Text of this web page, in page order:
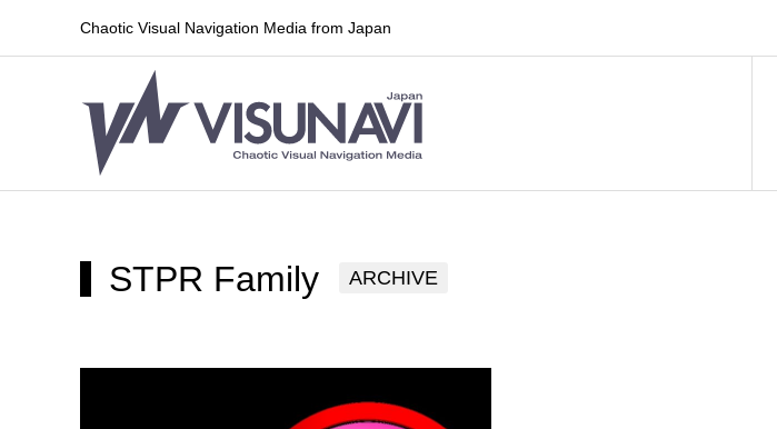
Chaotic Visual Navigation Media from Japan
STPR Family ARCHIVE